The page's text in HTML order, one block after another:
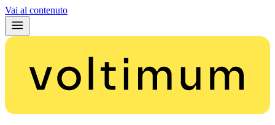
Vai al contenuto